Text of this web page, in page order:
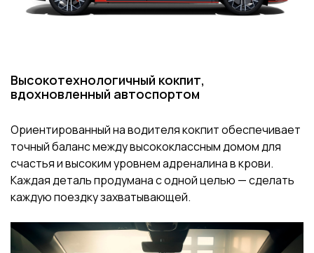
Высокотехнологичный кокпит,
вдохновленный автоспортом
Ориентированный на водителя кокпит обеспечивает
точный баланс между высококлассным домом для
счастья и высоким уровнем адреналина в крови.
Каждая деталь продумана с одной целью — сделать
каждую поездку захватывающей.